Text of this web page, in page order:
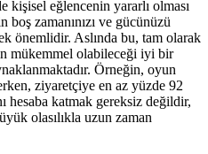
eğlencenin yararlı olması
zamanınızı ve gücünüzü
önemlidir. Aslında bu, tam olarak
mükemmel olabileceği iyi bir
Örneğin, oyun
ziyaretçiye en az yüzde 92
hesaba katmak gereksiz değildir,
olasılıkla uzun zaman